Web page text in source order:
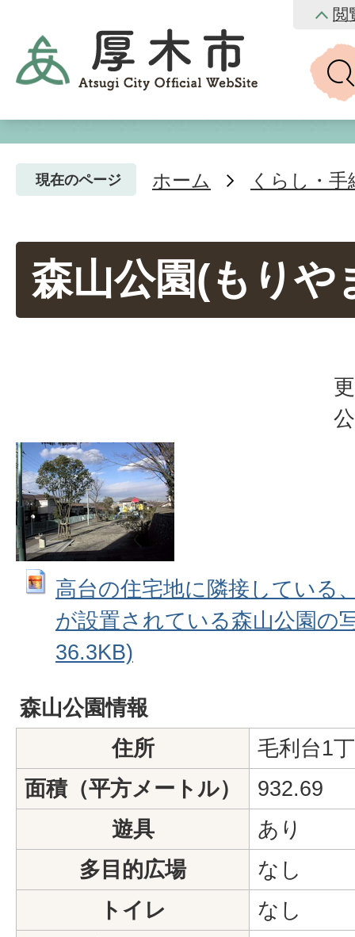
閲
現在のページ ホーム くらし・手
森山公園(もりや
高台の住宅地に隣接している
が設置されている森山公園の
36.3KB)
森山公園情報
住所
毛利台1
面積（平方メートル）
932.69
遊具
あり
多目的広場
なし
トイレ
なし